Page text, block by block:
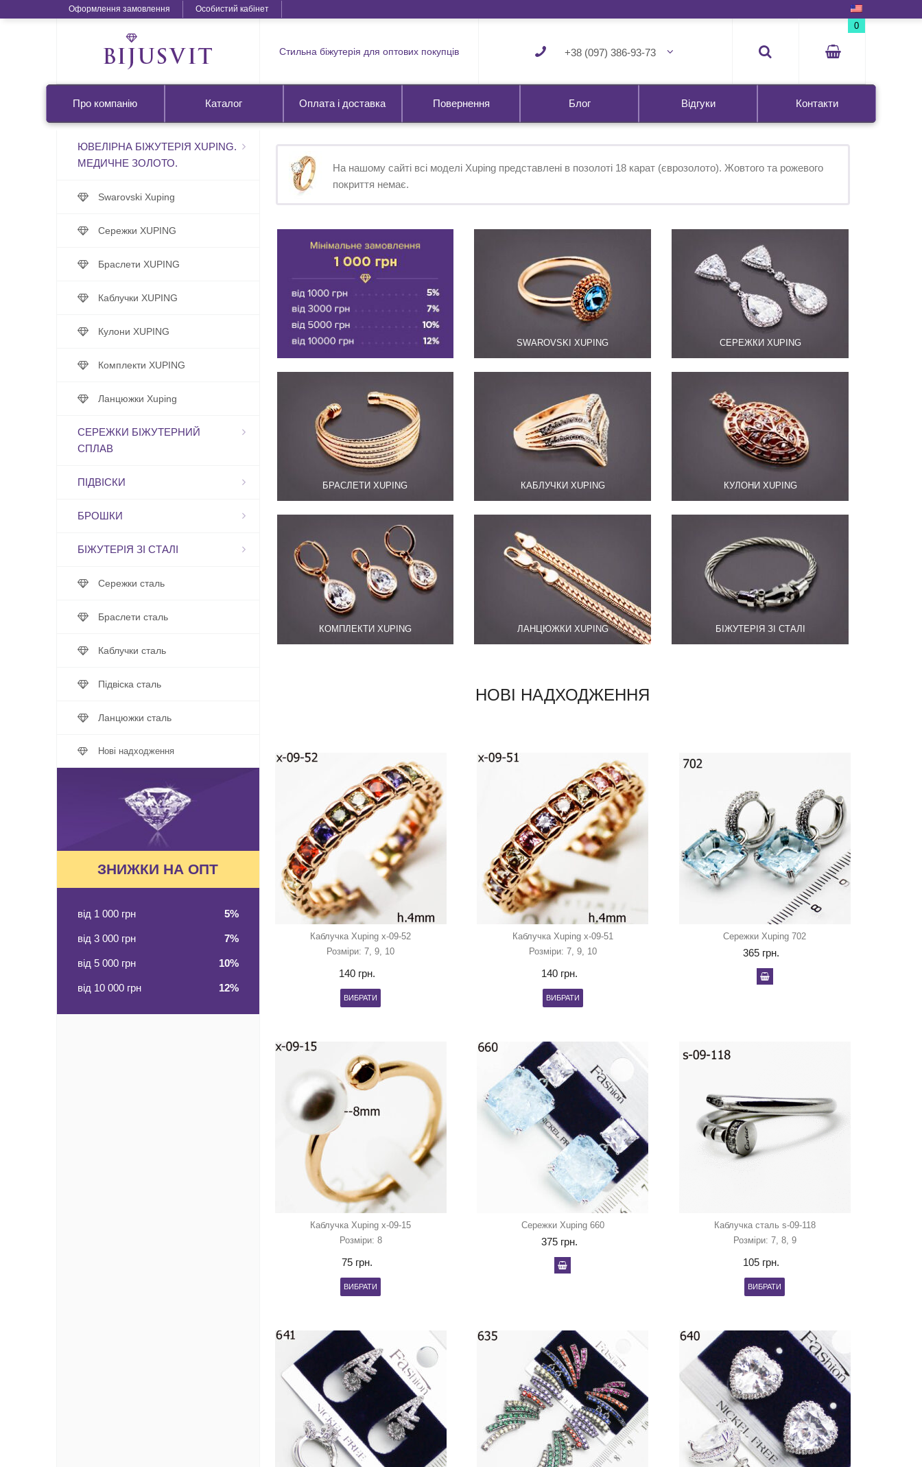
Оформлення замовлення Особистий кабінет
Стильна біжутерія для оптових покупців +38 (097) 386-93-73
0
Про компанію Каталог Оплата і доставка Повернення Блог Відгуки Контакти
ЮВЕЛІРНА БІЖУТЕРІЯ XUPING.
МЕДИЧНЕ ЗОЛОТО.
Swarovski Xuping
Сережки XUPING
Браслети XUPING
Каблучки XUPING
Кулони XUPING
Комплекти XUPING
Ланцюжки Xuping
СЕРЕЖКИ БІЖУТЕРНИЙ
СПЛАВ
ПІДВІСКИ
БРОШКИ
БІЖУТЕРІЯ ЗІ СТАЛІ
Сережки сталь
Браслети сталь
Каблучки сталь
Підвіска сталь
Ланцюжки сталь
Нові надходження
ЗНИЖКИ НА ОПТ
від 1 000 грн 5%
від 3 000 грн 7%
від 5 000 грн 10%
від 10 000 грн 12%
На нашому сайтi всi моделi Xuping представленi в позолотi 18 карат (єврозолото). Жовтого та рожевого
покриття немає.
SWAROVSKI XUPING СЕРЕЖКИ XUPING
БРАСЛЕТИ XUPING КАБЛУЧКИ XUPING КУЛОНИ XUPING
КОМПЛЕКТИ XUPING ЛАНЦЮЖКИ XUPING БІЖУТЕРІЯ ЗІ СТАЛІ
НОВІ НАДХОДЖЕННЯ
Каблучка Xuping x-09-52
Розміри: 7, 9, 10
140 грн.
ВИБРАТИ
Каблучка Xuping x-09-51
Розміри: 7, 9, 10
140 грн.
ВИБРАТИ
Сережки Xuping 702
365 грн.
Каблучка Xuping x-09-15
Розміри: 8
75 грн.
ВИБРАТИ
Сережки Xuping 660
375 грн.
Каблучка сталь s-09-118
Розміри: 7, 8, 9
105 грн.
ВИБРАТИ